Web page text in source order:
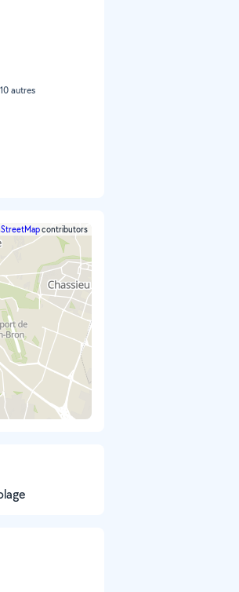
autres
contributors